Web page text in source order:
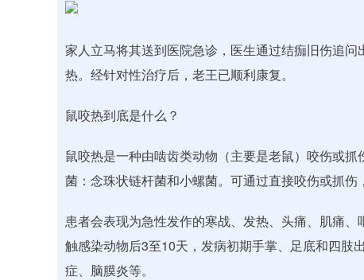
家人立马将其送到医院急诊，医生通过结痂旧伤追
热。经针对性治疗后，老王已顺利康复。
鼠咬热到底是什么？
鼠咬热是一种由啮齿类动物（主要是老鼠）咬伤或
菌：念珠状链杆菌和小螺菌。可通过直接咬伤或抓伤
患者会表现为急性发作的寒战、发热、头痛、肌痛
触感染动物后3至10天，发病初期手掌、足底和四肢
症、脑膜炎等。